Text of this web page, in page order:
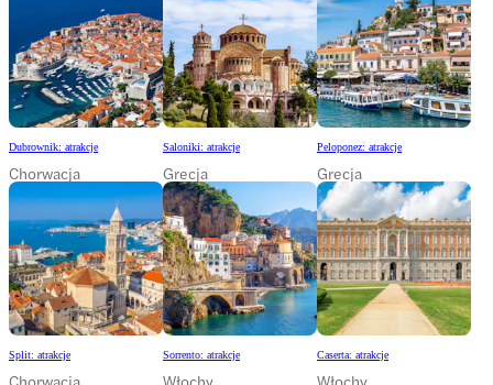
Dubrownik: atrakcje
Chorwacja
Saloniki: atrakcje
Grecja
Peloponez: atrakcje
Grecja
Split: atrakcje
Chorwacja
Sorrento: atrakcje
Włochy
Caserta: atrakcje
Włochy